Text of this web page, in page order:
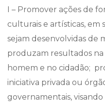
I – Promover ações de
culturais e artísticas, em
sejam desenvolvidas de
produzam resultados
homem e no cidadão;
iniciativa privada ou
governamentais,